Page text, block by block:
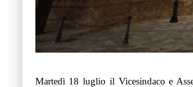
Martedì 18 luglio il Vicesindaco e